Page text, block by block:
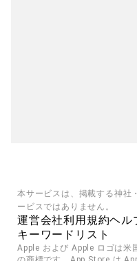
本サービスは、掲載する神社
ービスではありません。
運営会社利用規約ヘル
キーワードリスト
Apple および Apple ロゴは米